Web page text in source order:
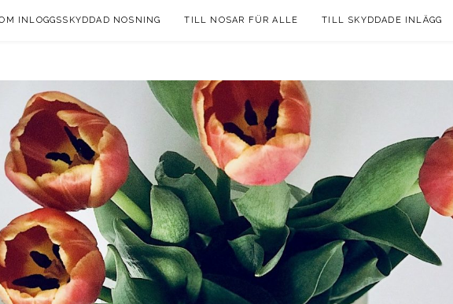
INLOGGSSKYDDAD NOSNING TILL NOSAR FÜR ALLE TILL SKYDDADE INLÄGG